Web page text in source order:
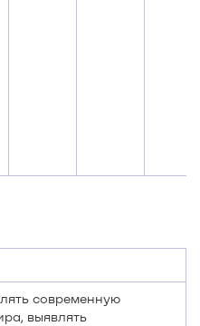
современную
выявлять